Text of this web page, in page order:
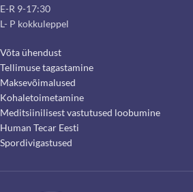
E-R 9-17:30
L- P kokkuleppel
Võta ühendust
Tellimuse tagastamine
Maksevõimalused
Kohaletoimetamine
Meditsiinilisest vastutused loobumine
Human Tecar Eesti
Spordivigastused